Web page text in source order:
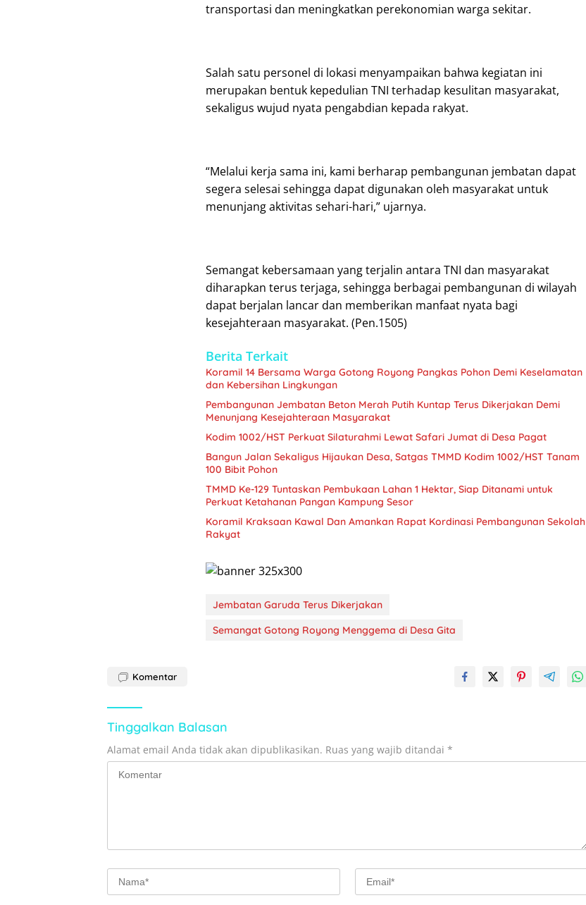
transportasi dan meningkatkan perekonomian warga sekitar.
Salah satu personel di lokasi menyampaikan bahwa kegiatan ini
merupakan bentuk kepedulian TNI terhadap kesulitan masyarakat,
sekaligus wujud nyata pengabdian kepada rakyat.
“Melalui kerja sama ini, kami berharap pembangunan jembatan dapat
segera selesai sehingga dapat digunakan oleh masyarakat untuk
menunjang aktivitas sehari-hari,” ujarnya.
Semangat kebersamaan yang terjalin antara TNI dan masyarakat
diharapkan terus terjaga, sehingga berbagai pembangunan di wilayah
dapat berjalan lancar dan memberikan manfaat nyata bagi
kesejahteraan masyarakat. (Pen.1505)
Berita Terkait
Koramil 14 Bersama Warga Gotong Royong Pangkas Pohon Demi Keselamatan
dan Kebersihan Lingkungan
Pembangunan Jembatan Beton Merah Putih Kuntap Terus Dikerjakan Demi
Menunjang Kesejahteraan Masyarakat
Kodim 1002/HST Perkuat Silaturahmi Lewat Safari Jumat di Desa Pagat
Bangun Jalan Sekaligus Hijaukan Desa, Satgas TMMD Kodim 1002/HST Tanam
100 Bibit Pohon
TMMD Ke-129 Tuntaskan Pembukaan Lahan 1 Hektar, Siap Ditanami untuk
Perkuat Ketahanan Pangan Kampung Sesor
Koramil Kraksaan Kawal Dan Amankan Rapat Kordinasi Pembangunan Sekolah
Rakyat
Jembatan Garuda Terus Dikerjakan
Semangat Gotong Royong Menggema di Desa Gita
Komentar
Tinggalkan Balasan
Alamat email Anda tidak akan dipublikasikan. Ruas yang wajib ditandai *